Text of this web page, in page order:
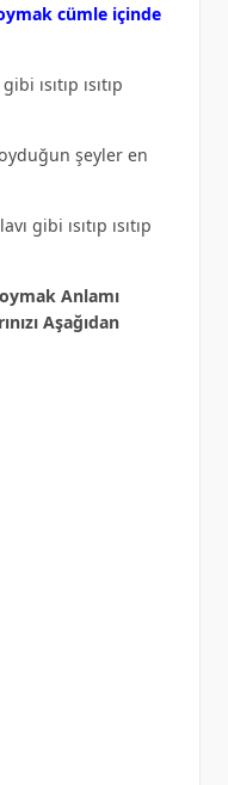
cümle içinde
ısıtıp ısıtıp
şeyler en
gibi ısıtıp ısıtıp
Anlamı
Aşağıdan